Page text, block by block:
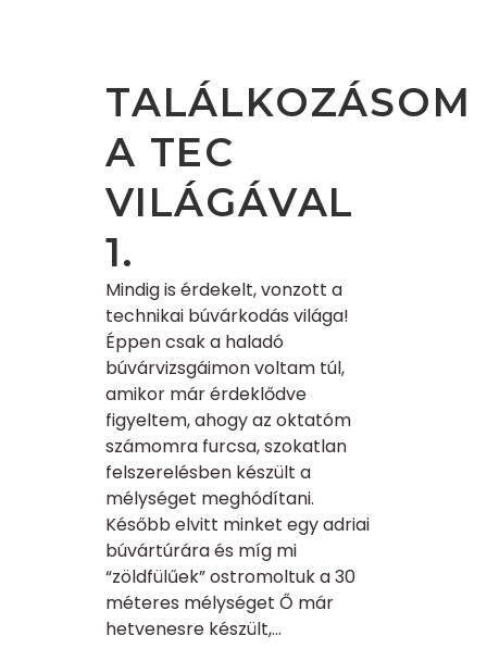
TALÁLKOZÁSOM
A TEC
VILÁGÁVAL
1.
Mindig is érdekelt, vonzott a
technikai búvárkodás világa!
Éppen csak a haladó
búvárvizsgáimon voltam túl,
amikor már érdeklődve
figyeltem, ahogy az oktatóm
számomra furcsa, szokatlan
felszerelésben készült a
mélységet meghódítani.
Később elvitt minket egy adriai
búvártúrára és míg mi
“zöldfülűek” ostromoltuk a 30
méteres mélységet Ő már
hetvenesre készült,...